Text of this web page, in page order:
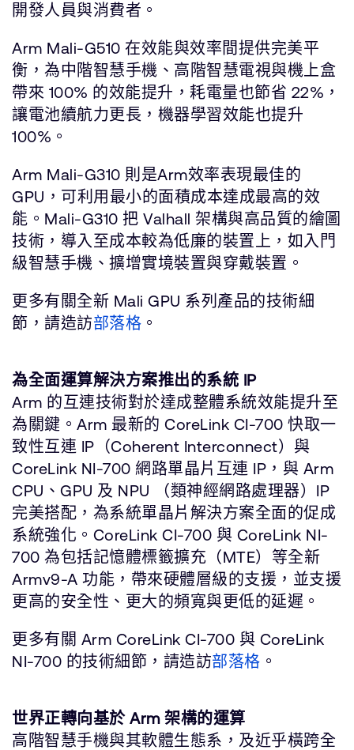
開發人員與消費者。
Arm Mali-G510 在效能與效率間提供完美平
衡，為中階智慧手機、高階智慧電視與機上盒
帶來 100% 的效能提升，耗電量也節省 22%，
讓電池續航力更長，機器學習效能也提升
100%。
Arm Mali-G310 則是Arm效率表現最佳的
GPU，可利用最小的面積成本達成最高的效
能。Mali-G310 把 Valhall 架構與高品質的繪圖
技術，導入至成本較為低廉的裝置上，如入門
級智慧手機、擴增實境裝置與穿戴裝置。
更多有關全新 Mali GPU 系列產品的技術細
節，請造訪部落格 。
為全面運算解決方案推出的系統 IP
Arm 的互連技術對於達成整體系統效能提升至
為關鍵。Arm 最新的 CoreLink CI-700 快取一
致性互連 IP（Coherent Interconnect）與
CoreLink NI-700 網路單晶片互連 IP，與 Arm
CPU、GPU 及 NPU （類神經網路處理器）IP
完美搭配，為系統單晶片解決方案全面的促成
系統強化。CoreLink CI-700 與 CoreLink NI-
700 為包括記憶體標籤擴充（MTE）等全新
Armv9-A 功能，帶來硬體層級的支援，並支援
更高的安全性、更大的頻寬與更低的延遲。
更多有關 Arm CoreLink CI-700 與 CoreLink
NI-700 的技術細節，請造訪部落格 。
世界正轉向基於 Arm 架構的運算
高階智慧手機與其軟體生態系，及近乎橫跨全